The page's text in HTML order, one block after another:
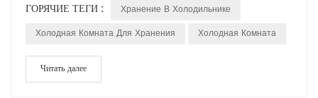
ГОРЯЧИЕ ТЕГИ :
Хранение В Холодильнике
Холодная Комната Для Хранения
Холодная Комната
Читать далее